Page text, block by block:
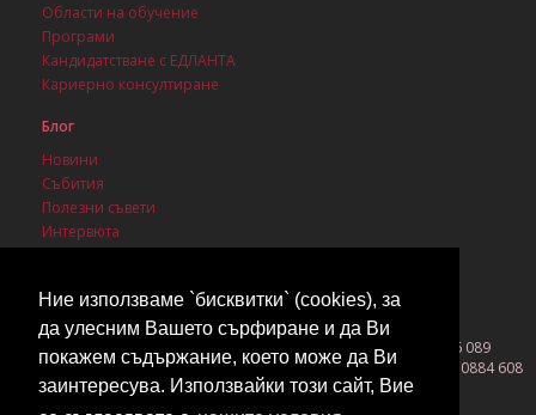
Ние използваме `бисквитки` (cookies), за
да улесним Вашето сърфиране и да Ви
покажем съдържание, което може да Ви
заинтересува. Използвайки този сайт, Вие
Области на обучение
Програми
Кандидатстване с ЕДЛАНТА
Кариерно консултиране
Блог
Новини
Събития
Полезни съвети
Интервюта
София 1142, бул. Васил Левски 3, ет. 1, ап. 1, моб. 0889 086 089
Бургас 8000, ул. Вардар 26, ет. 1, офис 2, тел. 056 530 800, моб. 0884 608
419